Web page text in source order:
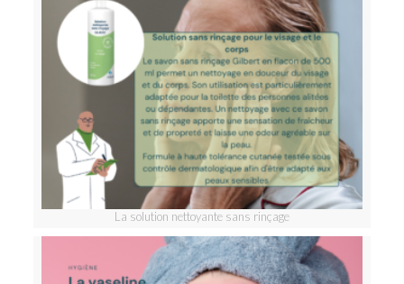
La solution nettoyante sans rinçage